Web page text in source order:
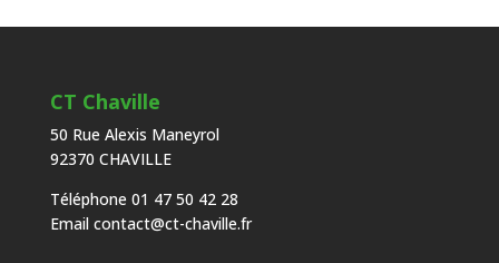
CT Chaville
50 Rue Alexis Maneyrol
92370 CHAVILLE
Téléphone 01 47 50 42 28
Email contact@ct-chaville.fr